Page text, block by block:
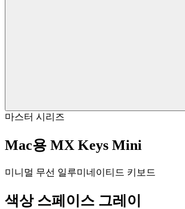
마스터 시리즈
Mac용 MX Keys Mini
미니멀 무선 일루미네이티드 키보드
색상 스페이스 그레이